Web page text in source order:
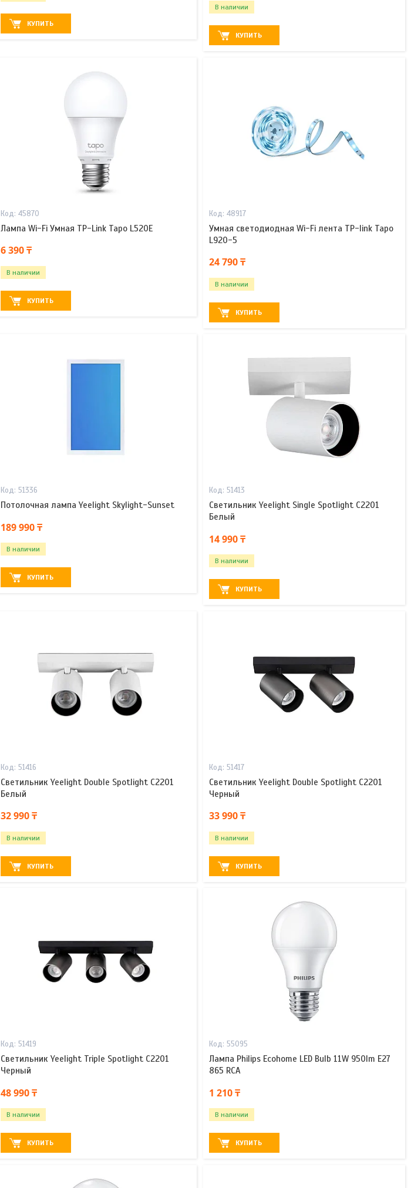
КУПИТЬ
В наличии
КУПИТЬ
45870
Лампа Wi-Fi Умная TP-Link Tapo L520E
6 390 ₸
В наличии
КУПИТЬ
48917
Умная светодиодная Wi-Fi лента TP-link Tapo
L920-5
24 790 ₸
В наличии
КУПИТЬ
51336
Потолочная лампа Yeelight Skylight-Sunset
189 990 ₸
В наличии
КУПИТЬ
51413
Светильник Yeelight Single Spotlight C2201
Белый
14 990 ₸
В наличии
КУПИТЬ
51416
Светильник Yeelight Double Spotlight C2201
Белый
32 990 ₸
В наличии
КУПИТЬ
51417
Светильник Yeelight Double Spotlight C2201
Черный
33 990 ₸
В наличии
КУПИТЬ
51419
Светильник Yeelight Triple Spotlight C2201
Черный
48 990 ₸
В наличии
КУПИТЬ
55095
Лампа Philips Ecohome LED Bulb 11W 950lm E27
865 RCA
1 210 ₸
В наличии
КУПИТЬ